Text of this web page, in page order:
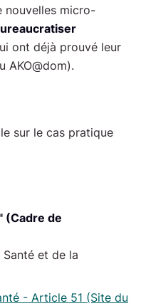
nouvelles micro-
ont déjà prouvé leur
AKO@dom).
sur le cas pratique
(Cadre de
et de la
- Article 51 (Site du